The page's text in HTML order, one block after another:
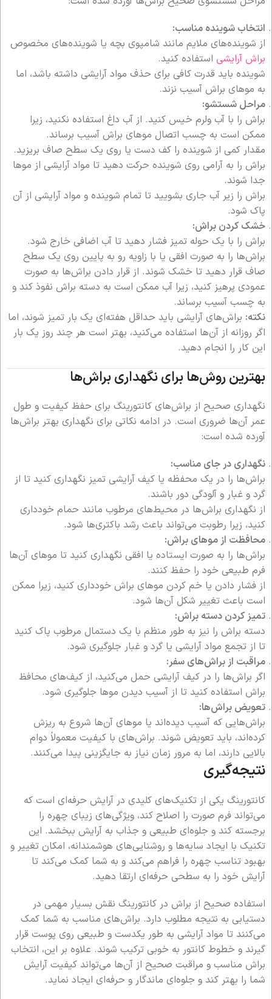
انتخاب شوینده مناسب:
از شوینده‌های ملایم مانند شامپوی بچه یا شوینده‌های مخصوص
براش آرایشی استفاده کنید.
شوینده باید قدرت کافی برای حذف مواد آرایشی داشته باشد، اما
به موهای براش آسیب نزند.
مراحل شستشو:
براش را با آب ولرم خیس کنید. از آب داغ استفاده نکنید، زیرا
ممکن است به چسب اتصال موهای براش آسیب برساند.
مقدار کمی از شوینده را کف دست یا روی یک سطح صاف بریزید.
براش را به آرامی روی شوینده حرکت دهید تا مواد آرایشی از موها
جدا شوند.
براش را زیر آب جاری بشویید تا تمام شوینده و مواد آرایشی از آن
پاک شود.
خشک کردن براش:
براش را با یک حوله تمیز فشار دهید تا آب اضافی خارج شود.
براش‌ها را به صورت افقی یا با زاویه رو به پایین روی یک سطح
صاف قرار دهید تا خشک شوند. از قرار دادن براش‌ها به صورت
عمودی پرهیز کنید، زیرا آب ممکن است به دسته براش نفوذ کند و
به چسب آسیب برساند.
نکته: براش‌های آرایشی باید حداقل هفته‌ای یک بار تمیز شوند، اما
اگر روزانه از آن‌ها استفاده می‌کنید، بهتر است هر چند روز یک بار
این کار را انجام دهید.
بهترین روش‌ها برای نگهداری براش‌ها
نگهداری صحیح از براش‌های کانتورینگ برای حفظ کیفیت و طول
عمر آن‌ها ضروری است. در ادامه نکاتی برای نگهداری بهتر براش‌ها
آورده شده است:
نگهداری در جای مناسب:
براش‌ها را در یک محفظه یا کیف آرایشی تمیز نگهداری کنید تا از
گرد و غبار و آلودگی دور باشند.
از نگهداری براش‌ها در محیط‌های مرطوب مانند حمام خودداری
کنید، زیرا رطوبت می‌تواند باعث رشد باکتری‌ها شود.
محافظت از موهای براش:
براش‌ها را به صورت ایستاده یا افقی نگهداری کنید تا موهای آن‌ها
فرم طبیعی خود را حفظ کنند.
از فشار دادن یا خم کردن موهای براش خودداری کنید، زیرا ممکن
است باعث تغییر شکل آن‌ها شود.
تمیز کردن دسته براش:
دسته براش را نیز به طور منظم با یک دستمال مرطوب پاک کنید
تا از تجمع مواد آرایشی یا گرد و غبار جلوگیری شود.
مراقبت از براش‌های سفر:
اگر براش‌ها را در کیف آرایشی حمل می‌کنید، از کیف‌های محافظ
براش استفاده کنید تا از آسیب دیدن موها جلوگیری شود.
تعویض براش‌ها:
براش‌هایی که آسیب دیده‌اند یا موهای آن‌ها شروع به ریزش
کرده‌اند، باید تعویض شوند. براش‌های با کیفیت معمولاً دوام
بالایی دارند، اما به مرور زمان نیاز به جایگزینی پیدا می‌کنند.
نتیجه‌گیری
کانتورینگ یکی از تکنیک‌های کلیدی در آرایش حرفه‌ای است که
می‌تواند فرم صورت را اصلاح کند، ویژگی‌های زیبای چهره را
برجسته کند و جلوه‌ای طبیعی و جذاب به آرایش ببخشد. این
تکنیک با ایجاد سایه‌ها و روشنایی‌های هوشمندانه، امکان تغییر و
بهبود تناسب چهره را فراهم می‌کند و به شما کمک می‌کند تا
آرایش خود را به سطحی حرفه‌ای ارتقا دهید.
استفاده صحیح از براش در کانتورینگ نقش بسیار مهمی در
دستیابی به نتیجه مطلوب دارد. براش‌های مناسب به شما کمک
می‌کنند تا مواد آرایشی به طور یکدست و طبیعی روی پوست قرار
گیرند و خطوط کانتور به خوبی ترکیب شوند. علاوه بر این، انتخاب
براش مناسب و مراقبت صحیح از آن‌ها می‌تواند کیفیت آرایش
شما را بهتر کند و جلوه‌ای ماندگار و حرفه‌ای ایجاد نماید.